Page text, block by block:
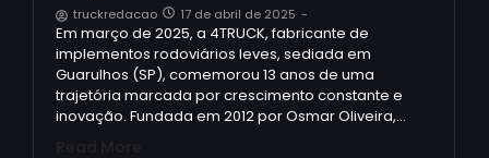
truckredacao 17 de abril de 2025 -
Em março de 2025, a 4TRUCK, fabricante de
implementos rodoviários leves, sediada em
Guarulhos (SP), comemorou 13 anos de uma
trajetória marcada por crescimento constante e
inovação. Fundada em 2012 por Osmar Oliveira,…